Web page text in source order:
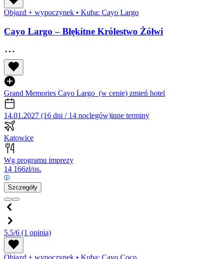
Objazd + wypoczynek • Kuba: Cayo Largo
Cayo Largo – Błękitne Królestwo Żółwi
Grand Memories Cayo Largo (w cenie) zmień hotel
14.01.2027 (16 dni / 14 noclegów)inne terminy
Katowice
Wg programu imprezy
14 166zł/os.
Szczegóły
5.5/6 (1 opinia)